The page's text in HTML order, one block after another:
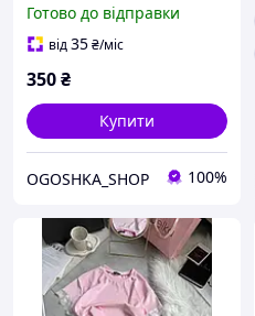
Готово до відправки
від35₴/міс
350₴
Купити
OGOSHKA_SHOP 100%